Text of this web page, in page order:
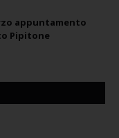
appuntamento
Pipitone